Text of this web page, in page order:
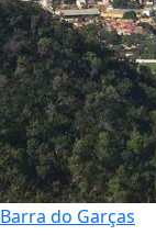
Barra do Garças